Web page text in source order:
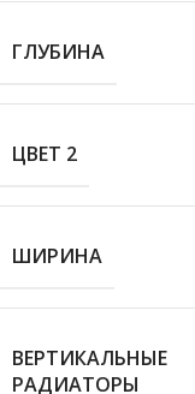
ГЛУБИНА
ЦВЕТ 2
ШИРИНА
ВЕРТИКАЛЬНЫЕ
РАДИАТОРЫ